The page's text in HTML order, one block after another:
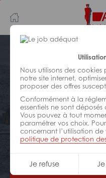
Nous utilisons des
notre site internet,
proposer des offres
Conformément à la
essentiels ne sont
Vous pouvez à tout
paramétrer vos choix.
concernant l’utilisation
politique de protection
Je refuse Je
au
contenu
principal
navigation
BÂTIMENT ET
Réf : 0Y2-316663
maintenance